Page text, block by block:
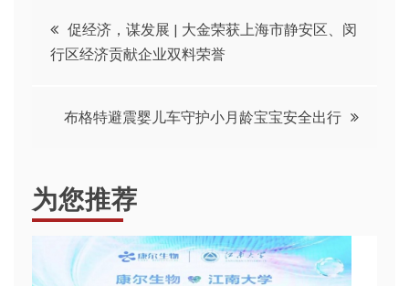
文
章
促经济，谋发展 | 大金荣获上海市静安区、闵
行区经济贡献企业双料荣誉
布格特避震婴儿车守护小月龄宝宝安全出行
为您推荐